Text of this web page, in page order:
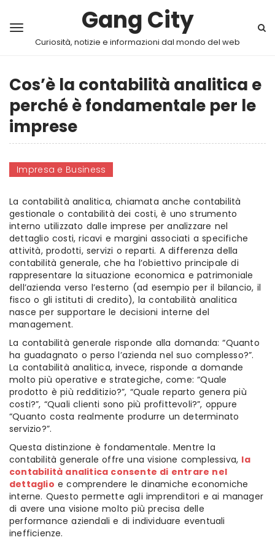
Gang City
Curiosità, notizie e informazioni dal mondo del web
Cos’è la contabilità analitica e
perché è fondamentale per le
imprese
Impresa e Business
La contabilità analitica, chiamata anche contabilità
gestionale o contabilità dei costi, è uno strumento
interno utilizzato dalle imprese per analizzare nel
dettaglio costi, ricavi e margini associati a specifiche
attività, prodotti, servizi o reparti. A differenza della
contabilità generale, che ha l’obiettivo principale di
rappresentare la situazione economica e patrimoniale
dell’azienda verso l’esterno (ad esempio per il bilancio, il
fisco o gli istituti di credito), la contabilità analitica
nasce per supportare le decisioni interne del
management.
La contabilità generale risponde alla domanda: “Quanto
ha guadagnato o perso l’azienda nel suo complesso?”.
La contabilità analitica, invece, risponde a domande
molto più operative e strategiche, come: “Quale
prodotto è più redditizio?”, “Quale reparto genera più
costi?”, “Quali clienti sono più profittevoli?”, oppure
“Quanto costa realmente produrre un determinato
servizio?”.
Questa distinzione è fondamentale. Mentre la
contabilità generale offre una visione complessiva, la
contabilità analitica consente di entrare nel
dettaglio e comprendere le dinamiche economiche
interne. Questo permette agli imprenditori e ai manager
di avere una visione molto più precisa delle
performance aziendali e di individuare eventuali
inefficienze.